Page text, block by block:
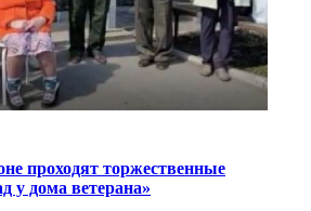
проходят торжественные
у дома ветерана»